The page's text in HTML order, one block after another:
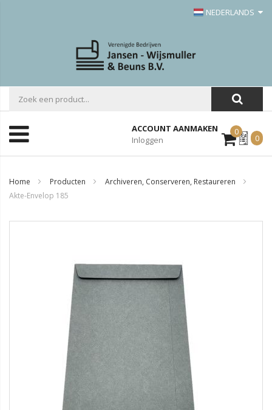
NEDERLANDS
ACCOUNT AANMAKEN
Inloggen
0Mijn
Offerte
0
Home Producten
Archiveren, Conserveren, Restaureren
Akte-Envelop 185